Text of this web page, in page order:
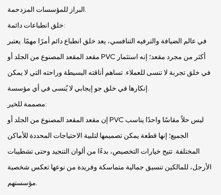
خلق انطباعات دائمة:
في عالم الضيافة والترفيه التنافسي، يعد خلق انطباع دائم أمرًا مهمًا. يعتبر
مقعد المقعد المصنوع من الجلد أو PVC أكثر من مجرد مقعد؛ إنه استثمار
في خلق تجربة لا تنسى للعملاء. تساهم أناقته البسيطة وراحته التي لا يمكن
مصممة للخير:
إن مقعد المقعد المصنوع من الجلد أو PVC ليس حلاً مقاسًا واحدًا يناسب
الجميع؛ إنها قطعة يمكن تصميمها لتلبية الاحتياجات المحددة للأماكن
المختلفة. تتيح خيارات التخصيص، بدءًا من ألوان التنجيد وحتى تشطيبات
الأرجل، للمالكين تنسيق جمالية متماسكة وفريدة من نوعها تعكس شخصية